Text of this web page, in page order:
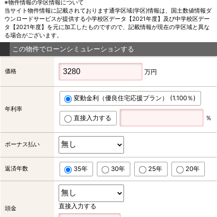
※物件情報の学区情報について
当サイト物件情報に記載されております通学区域(学区)情報は、国土数値情報ダ
ウンロードサービスが提供する小学校区データ【2021年度】及び中学校区デー
タ【2021年度】を元に加工したものですので、記載情報が現在の学区域と異な
る場合がございます。
この物件でローンシミュレーションする
価格 万円
年利率
変動金利（優良住宅応援プラン） (1.100％)
直接入力する ％
ボーナス払い
返済年数 35年 30年 25年 20年
頭金 直接入力する